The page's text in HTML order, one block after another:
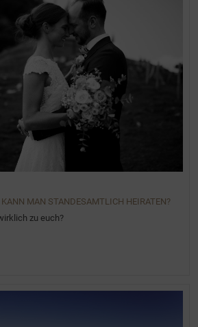
KANN MAN STANDESAMTLICH HEIRATEN?
zu euch?